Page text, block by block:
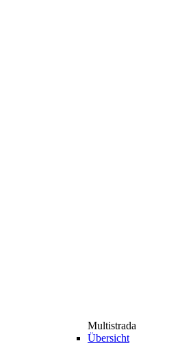
Multistrada
Übersicht